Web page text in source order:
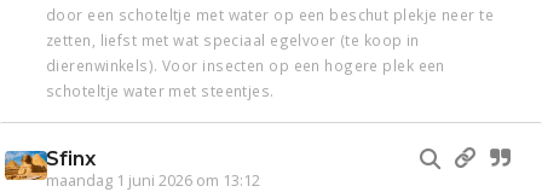
door een schoteltje met water op een beschut plekje neer te
zetten, liefst met wat speciaal egelvoer (te koop in
dierenwinkels). Voor insecten op een hogere plek een
schoteltje water met steentjes.
Sfinx
maandag 1 juni 2026 om 13:12